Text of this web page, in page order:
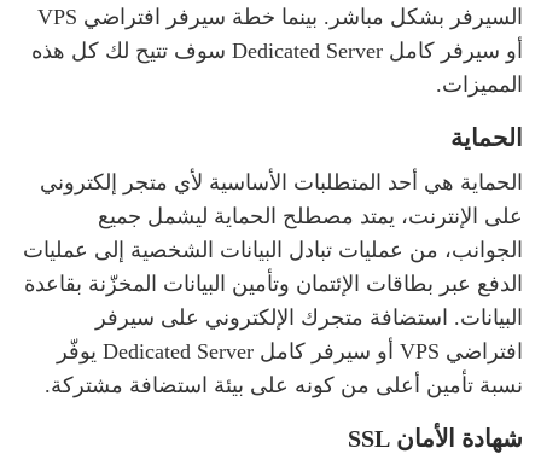
السيرفر بشكل مباشر. بينما خطة سيرفر افتراضي VPS
أو سيرفر كامل Dedicated Server سوف تتيح لك كل هذه
المميزات.
الحماية
الحماية هي أحد المتطلبات الأساسية لأي متجر إلكتروني
على الإنترنت، يمتد مصطلح الحماية ليشمل جميع
الجوانب، من عمليات تبادل البيانات الشخصية إلى عمليات
الدفع عبر بطاقات الإئتمان وتأمين البيانات المخزّنة بقاعدة
البيانات. استضافة متجرك الإلكتروني على سيرفر
افتراضي VPS أو سيرفر كامل Dedicated Server يوفّر
نسبة تأمين أعلى من كونه على بيئة استضافة مشتركة.
شهادة الأمان SSL